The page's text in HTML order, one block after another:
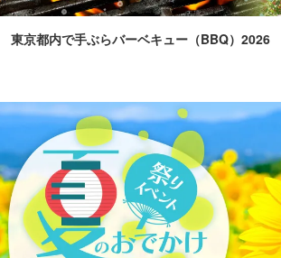
東京都内で手ぶらバーベキュー（BBQ）2026